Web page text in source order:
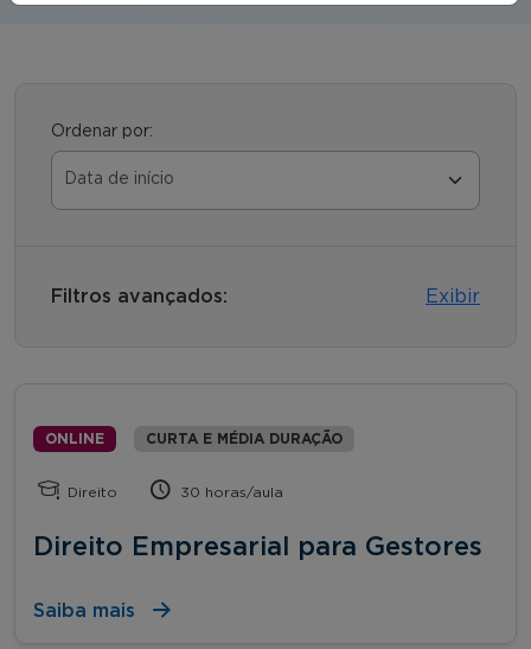
Ordenar por:
Filtros avançados: Exibir
ONLINE CURTA E MÉDIA DURAÇÃO
Direito 30 horas/aula
Direito Empresarial para Gestores
Saiba mais